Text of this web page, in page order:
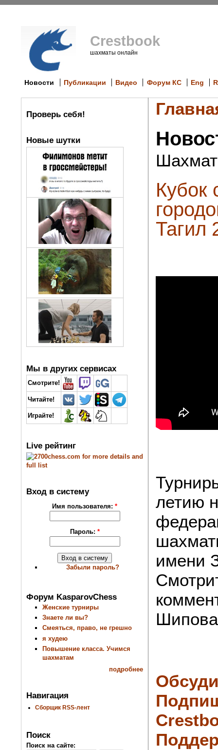
Crestbook
шахматы онлайн
Новости Публикации Видео Форум КС Eng
Проверь себя!
Новые шутки
Мы в других сервисах
Смотрите!
Читайте!
Играйте!
Live рейтинг
Вход в систему
Имя пользователя:*
Пароль: *
Забыли пароль?
Форум KasparovChess
Женские турниры
Знаете ли вы?
Смеяться, право, не грешно
я худею
Повышение класса. Учимся
шахматам
подробнее
Навигация
Сборщик RSS-лент
Поиск
Поиск на сайте:
Кубок
Тагил
летию
имени
Шипова